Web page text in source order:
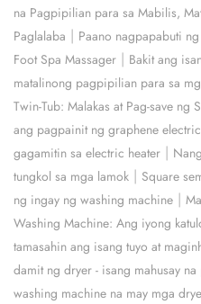
na Pagpipilian para sa Mabilis,
Paglalaba | Paano nagpapabuti
Foot Spa Massager | Bakit ang
matalinong pagpipilian para sa
Twin-Tub: Malakas at Pag-save ng
ang pagpainit ng graphene
gagamitin sa electric heater |
tungkol sa mga lamok | Square
ng ingay ng washing machine |
Washing Machine: Ang iyong
tamasahin ang isang tuyo at
damit ng dryer - isang mahusay
washing machine na may mga